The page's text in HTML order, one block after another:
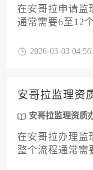
在安哥拉申请监
通常需要6至12
等多种因素的影
2026-03-03
安哥拉监理资
安哥拉监理资质
在安哥拉办理监
整个流程通常需